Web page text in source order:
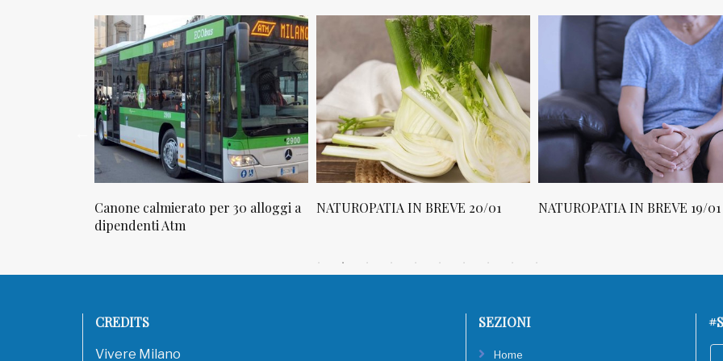
NATUROPATIA IN BREVE 20/01 NATUROPATIA IN BREVE 19/01 NATUROPATIA IN BREVE 18/
CREDITS
Vivere Milano
SEZIONI
Home